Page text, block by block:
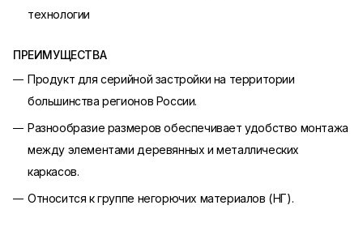
технологии
ПРЕИМУЩЕСТВА
Продукт для серийной застройки на территории
большинства регионов России.
Разнообразие размеров обеспечивает удобство монтажа
между элементами деревянных и металлических
каркасов.
Относится к группе негорючих материалов (НГ).